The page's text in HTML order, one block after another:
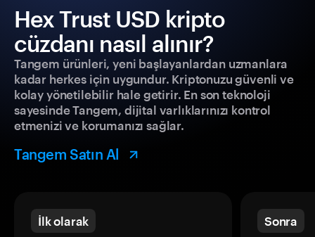
Hex Trust USD kripto
cüzdanı nasıl alınır?
Tangem ürünleri, yeni başlayanlardan uzmanlara
kadar herkes için uygundur. Kriptonuzu güvenli ve
kolay yönetilebilir hale getirir. En son teknoloji
sayesinde Tangem, dijital varlıklarınızı kontrol
etmenizi ve korumanızı sağlar.
Tangem Satın Al
İlk olarak Sonra